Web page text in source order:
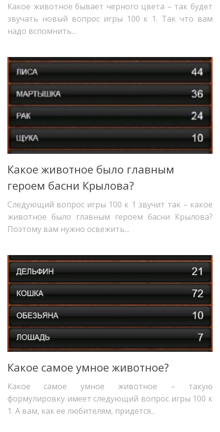
Какое животное бывает черного цвета – так будет
звучать новый вопрос игры 100 к 1. Так что вам
надо вспомнить...
Какое животное было главным
героем басни Крылова?
Следующий вопрос игры 100 к 1 звучит так – какое
животное было главным героем басни Крылова?
Поэтому вам нужно освежить...
Какое самое умное животное?
Какое самое умное животное – такую
формулировку имеет следующий вопрос игры 100 к
1. А вам, как ее любителям, придется...